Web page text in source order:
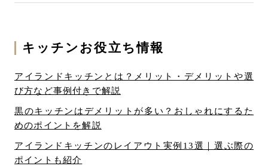
キッチンお役立ち情報
アイランドキッチンとは？メリット・デメリットや選
び方など事例付きで解説
黒のキッチンはデメリットが多い？おしゃれにするた
めのポイントを解説
アイランドキッチンのレイアウト実例13選｜選ぶ際の
ポイントも紹介